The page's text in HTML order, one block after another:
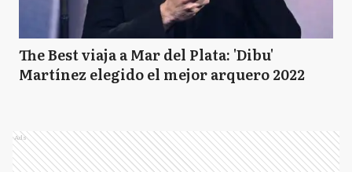
The Best viaja a Mar del Plata: 'Dibu'
Martínez elegido el mejor arquero 2022
Ads